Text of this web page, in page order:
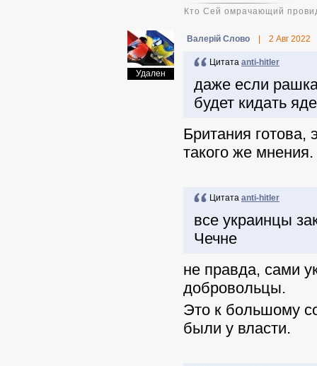
Кто Сей омрачающий
Удален
Валерій Слово 2 Авг 2022
Цитата anti-hitler
даже если
будет кидать
Британия готова,
такого же мнения.
Цитата anti-hitler
все украинцы
Чечне
не правда, сами
добровольцы.
Это к большому
были у власти.